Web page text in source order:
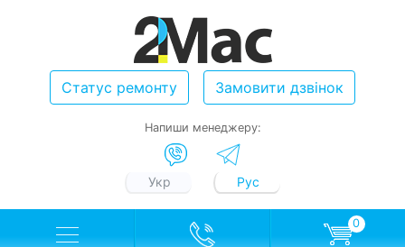
Статус ремонту Замовити дзвінок
Напиши менеджеру:
Укр Рус
0